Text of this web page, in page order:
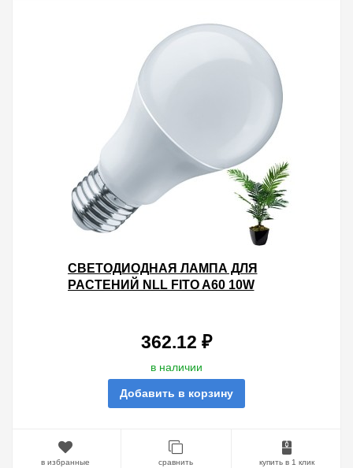
СВЕТОДИОДНАЯ ЛАМПА ДЛЯ
РАСТЕНИЙ NLL FITO A60 10W
362.12 ₽
в наличии
Добавить в корзину
в избранные сравнить купить в 1 клик